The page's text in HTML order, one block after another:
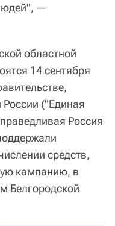
—
областной
14 сентября
России ("Единая
Россия
средств,
кампанию, в
Белгородской